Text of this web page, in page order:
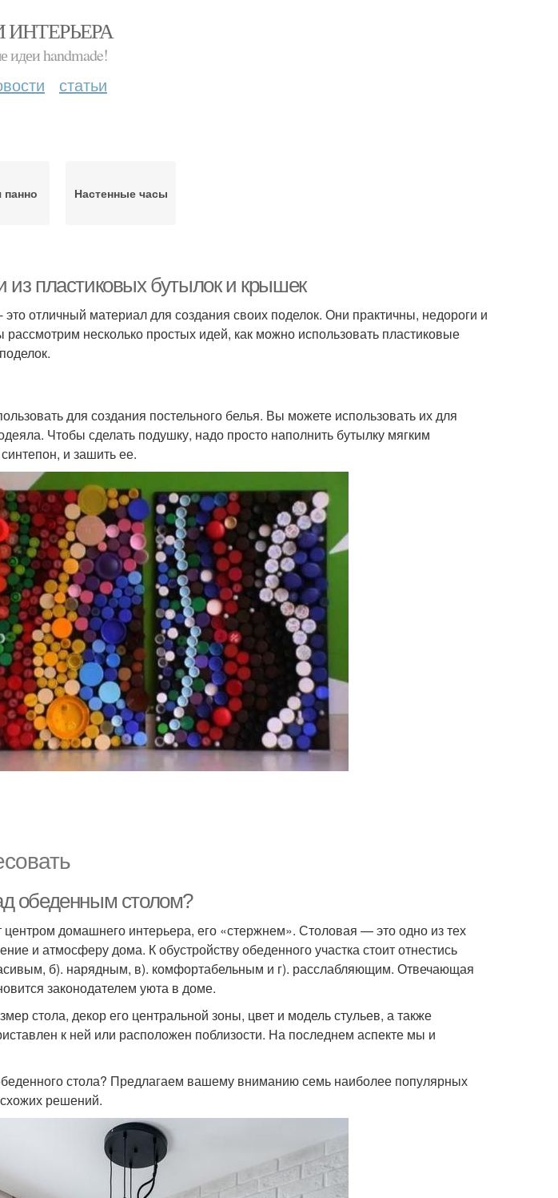
идеи handmade!
статьи
панно Настенные часы
из пластиковых бутылок и крышек
отличный материал для создания своих поделок. Они практичны, недороги и
рассмотрим несколько простых идей, как можно использовать пластиковые
для создания постельного белья. Вы можете использовать их для
Чтобы сделать подушку, надо просто наполнить бутылку мягким
и зашить ее.
обеденным столом?
домашнего интерьера, его «стержнем». Столовая — это одно из тех
и атмосферу дома. К обустройству обеденного участка стоит отнестись
б). нарядным, в). комфортабельным и г). расслабляющим. Отвечающая
законодателем уюта в доме.
стола, декор его центральной зоны, цвет и модель стульев, а также
к ней или расположен поблизости. На последнем аспекте мы и
стола? Предлагаем вашему вниманию семь наиболее популярных
решений.